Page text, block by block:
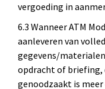
vergoeding in
6.3 Wanneer ATM
aanleveren van
gegevens/
opdracht of briefing,
genoodzaakt is